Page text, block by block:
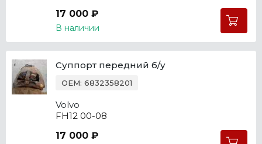
17 000 ₽
В наличии
Суппорт передний б/у
OEM: 6832358201
Volvo
FH12 00-08
17 000 ₽